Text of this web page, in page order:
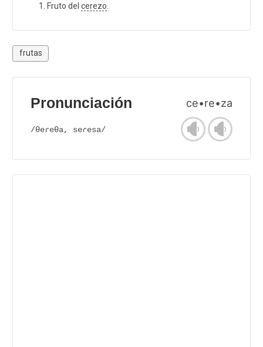
Fruto del cerezo
frutas
Pronunciación ce•re•za
/θeɾeθa, seɾesa/